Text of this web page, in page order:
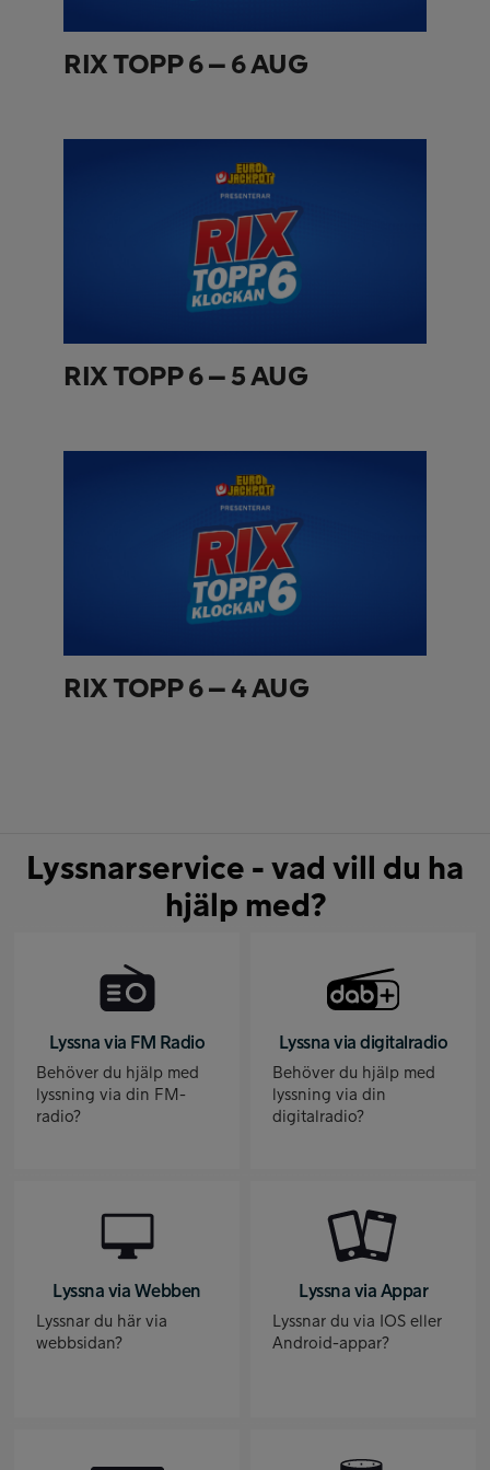
RIX TOPP 6 – 6 AUG
RIX TOPP 6 – 5 AUG
RIX TOPP 6 – 4 AUG
Lyssnarservice - vad vill du ha
hjälp med?
Lyssna via FM Radio
Behöver du hjälp med
lyssning via din FM-
radio?
Lyssna via digitalradio
Behöver du hjälp med
lyssning via din
digitalradio?
Lyssna via Webben
Lyssnar du här via
webbsidan?
Lyssna via Appar
Lyssnar du via IOS eller
Android-appar?